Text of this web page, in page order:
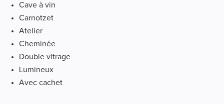
Cave à vin
Carnotzet
Atelier
Cheminée
Double vitrage
Lumineux
Avec cachet